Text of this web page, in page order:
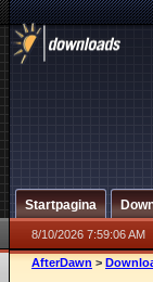
Startpagina
8/10/2026 7:59:06 AM
AfterDawn >